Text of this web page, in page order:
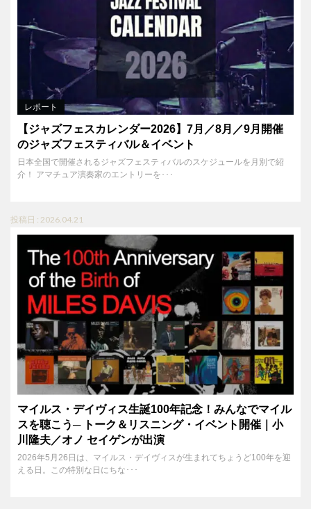
レポート
【ジャズフェスカレンダー2026】7月／8月／9月開催
のジャズフェスティバル＆イベント
日本全国で開催されるジャズフェスティバルのスケジュールを月別で紹
介！ アマチュア演奏家のエントリーを･･･
投稿日 : 2026.04.21
マイルス・デイヴィス生誕100年記念！みんなでマイル
スを聴こう─ トーク＆リスニング・イベント開催｜小
川隆夫／オノ セイゲンが出演
2026年5月26日は、マイルス・デイヴィスが生まれてちょうど100年を迎
える日。この特別な日にちな･･･